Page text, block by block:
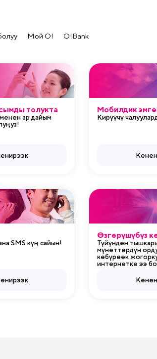
Мой О! O!Bank
толукта
ар дайым
Мобилдик
Кирүүчү
SMS күң сайын!
Өзгөрүшүбүз
Түйүндөн
мүнөттөрдүн
көбүрөөк
интернетке ээ